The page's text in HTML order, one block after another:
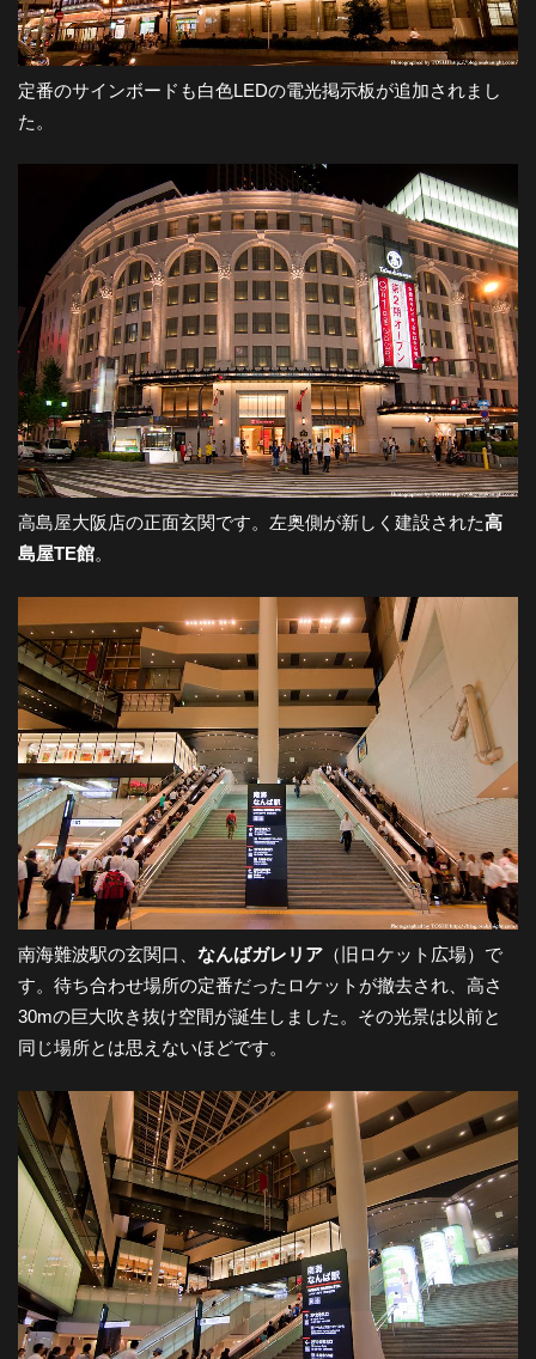
定番のサインボードも白色LEDの電光掲示板が追加されまし
た。
高島屋大阪店の正面玄関です。左奥側が新しく建設された高
島屋TE館。
南海難波駅の玄関口、 なんばガレリア （旧ロケット広場）で
す。待ち合わせ場所の定番だったロケットが撤去され、高さ
30mの巨大吹き抜け空間が誕生しました。その光景は以前と
同じ場所とは思えないほどです。